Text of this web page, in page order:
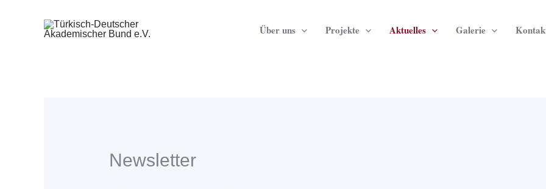
Über uns Projekte Aktuelles Galerie
Newsletter